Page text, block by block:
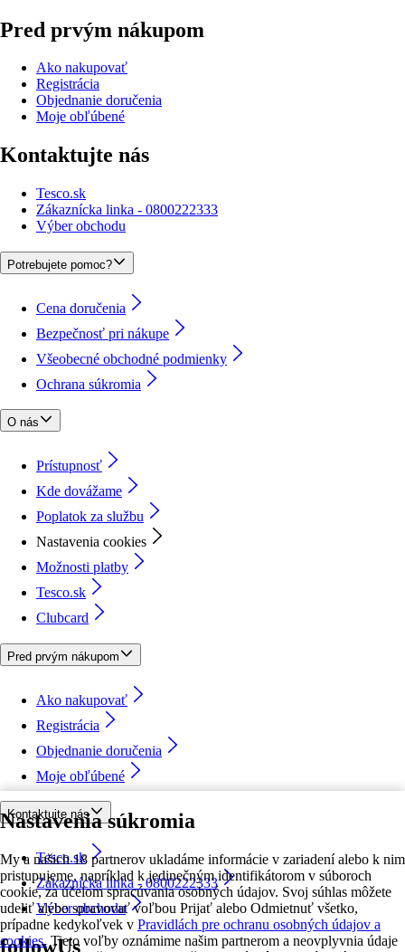
Nastavenia súkromia
My a našich 18 partnerov ukladáme informácie v zariadení alebo k nim
pristupujeme, napríklad k jedinečným identifikátorom v súboroch
cookie, za účelom spracúvania osobných údajov. Svoj súhlas môžete
udeliť alebo spravovať voľbou Prijať alebo Odmietnuť všetko,
prípadne kedykoľvek v Pravidlách pre ochranu osobných údajov a
cookies. Tieto voľby oznámime našim partnerom a neovplyvnia údaje
Pred prvým nákupom
Ako nakupovať
Registrácia
Objednanie doručenia
Moje obľúbené
Kontaktujte nás
Tesco.sk
Zákaznícka linka - 0800222333
Výber obchodu
Potrebujete pomoc?
Cena doručenia
Bezpečnosť pri nákupe
Všeobecné obchodné podmienky
Ochrana súkromia
O nás
Prístupnosť
Kde dovážame
Poplatok za službu
Nastavenia cookies
Možnosti platby
Tesco.sk
Clubcard
Pred prvým nákupom
Ako nakupovať
Registrácia
Objednanie doručenia
Moje obľúbené
Kontaktujte nás
Tesco.sk
Zákaznícka linka - 0800222333
Výber obchodu
followUs